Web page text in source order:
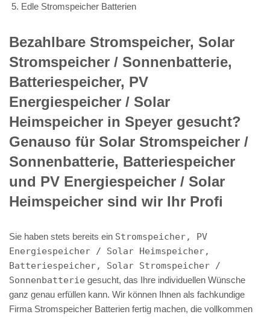
Edle Stromspeicher Batterien
Bezahlbare Stromspeicher, Solar
Stromspeicher / Sonnenbatterie,
Batteriespeicher, PV
Energiespeicher / Solar
Heimspeicher in Speyer gesucht?
Genauso für Solar Stromspeicher /
Sonnenbatterie, Batteriespeicher
und PV Energiespeicher / Solar
Heimspeicher sind wir Ihr Profi
Sie haben stets bereits ein Stromspeicher, PV
Energiespeicher / Solar Heimspeicher,
Batteriespeicher, Solar Stromspeicher /
Sonnenbatterie gesucht, das Ihre individuellen Wünsche
ganz genau erfüllen kann. Wir können Ihnen als fachkundige
Firma Stromspeicher Batterien fertig machen, die vollkommen